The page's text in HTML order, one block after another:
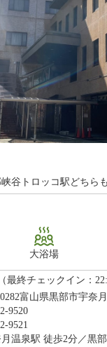
谷トロッコ駅どちら
大浴場
最終チェックイン：
富山県黒部市宇奈
9520
9521
温泉駅 徒歩2分／黒